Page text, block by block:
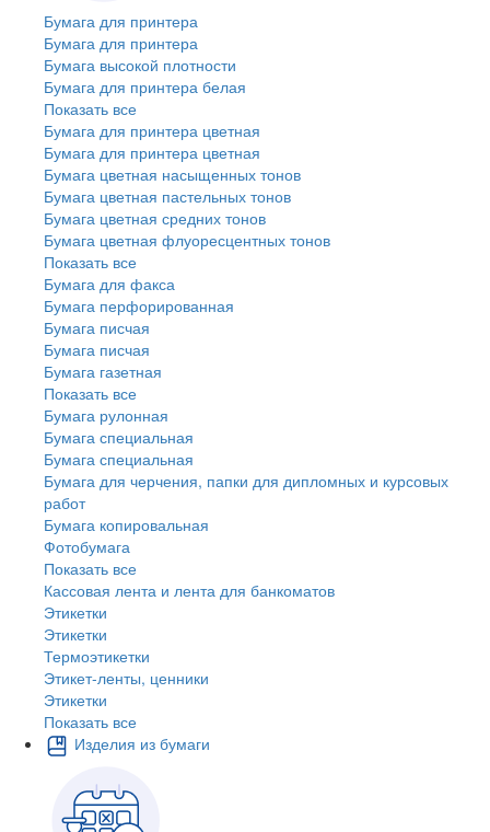
Бумага для принтера
Бумага для принтера
Бумага высокой плотности
Бумага для принтера белая
Показать все
Бумага для принтера цветная
Бумага для принтера цветная
Бумага цветная насыщенных тонов
Бумага цветная пастельных тонов
Бумага цветная средних тонов
Бумага цветная флуоресцентных тонов
Показать все
Бумага для факса
Бумага перфорированная
Бумага писчая
Бумага писчая
Бумага газетная
Показать все
Бумага рулонная
Бумага специальная
Бумага специальная
Бумага для черчения, папки для дипломных и курсовых
работ
Бумага копировальная
Фотобумага
Показать все
Кассовая лента и лента для банкоматов
Этикетки
Этикетки
Термоэтикетки
Этикет-ленты, ценники
Этикетки
Показать все
Изделия из бумаги